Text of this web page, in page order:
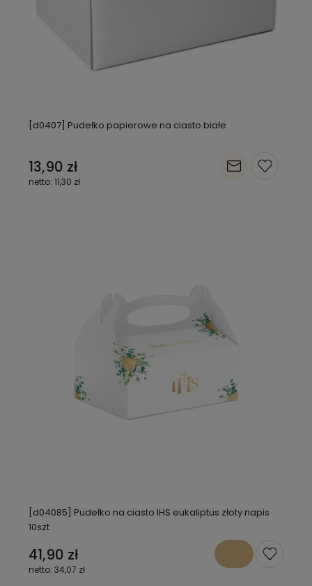
[d0407] Pudełko papierowe na ciasto białe
13,90 zł
11,30 zł
[d04085] Pudełko na ciasto IHS eukaliptus złoty napis
10szt
41,90 zł
34,07 zł